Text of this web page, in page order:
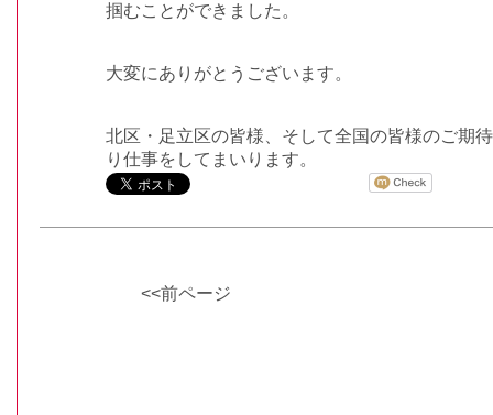
掴むことができました。
大変にありがとうございます。
北区・足立区の皆様、そして全国の皆様のご期
り仕事をしてまいります。
<<前ページ